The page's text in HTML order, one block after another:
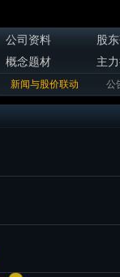
公司资料
股
概念题材 主
新闻与股价联动 公